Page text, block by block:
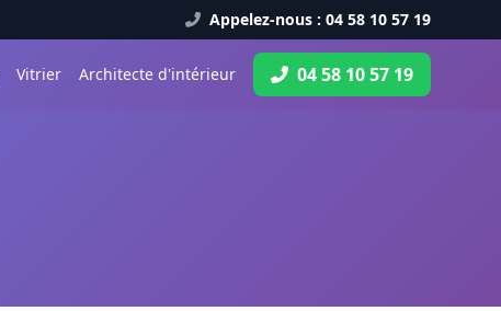
Appelez-nous : 04 58 10 57 19
Vitrier Architecte d'intérieur 04 58 10 57 19